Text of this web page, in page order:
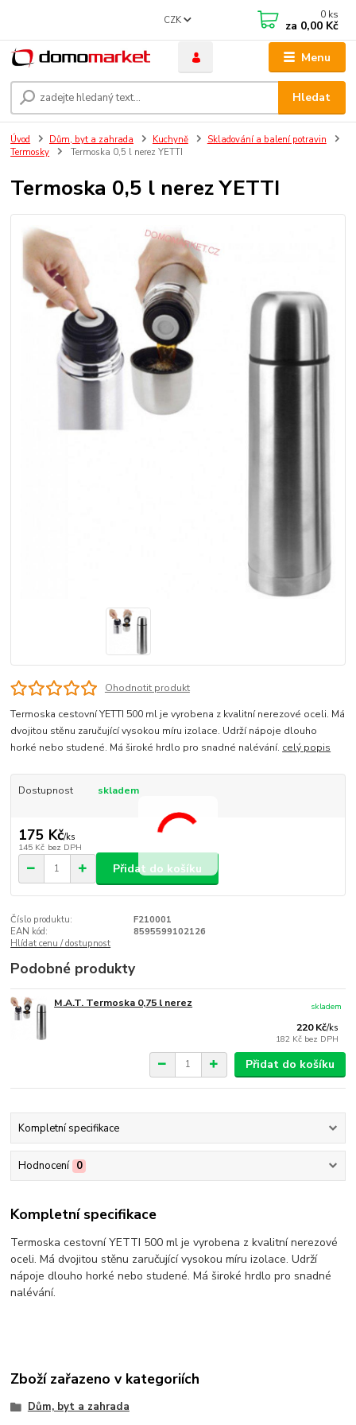
Menu
CZK
Hledat
0 ks
za 0,00 Kč
Úvod Dům, byt a zahrada Kuchyně
Skladování a balení potravin
Termosky
Termoska 0,5 l nerez YETTI
Termoska 0,5 l nerez YETTI
Ohodnotit produkt
Termoska cestovní YETTI 500 ml je vyrobena z kvalitní nerezové oceli. Má
dvojitou stěnu zaručující vysokou míru izolace. Udrží nápoje dlouho
horké nebo studené. Má široké hrdlo pro snadné nalévání. celý popis
Dostupnost skladem
175 Kč/ks
145 Kč bez DPH
Přidat do košíku
Číslo produktu:
F210001
EAN kód:
8595599102126
Hlídat cenu / dostupnost
Podobné produkty
M.A.T. Termoska 0,75 l nerez
220 Kč/ks
182 Kč bez DPH
skladem
Přidat do košíku
Kompletní specifikace
Hodnocení 0
Kompletní specifikace
Termoska cestovní YETTI 500 ml je vyrobena z kvalitní nerezové
oceli. Má dvojitou stěnu zaručující vysokou míru izolace. Udrží
nápoje dlouho horké nebo studené. Má široké hrdlo pro snadné
nalévání.
Zboží zařazeno v kategoriích
Dům, byt a zahrada